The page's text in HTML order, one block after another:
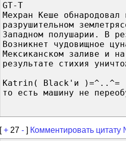
GT-T
Мехран Кеше
разрушительном
Западном полушарии. В
Возникнет чудовищное
Мексиканском заливе и
результате стихия
Katrin( Black'и )=^..^=
то есть машину не
[+ 27 - ] Комментировать